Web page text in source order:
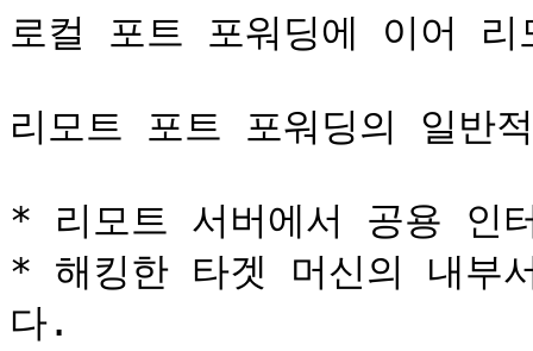
로컬 포트 포워딩에 이어
리모트 포트 ​​포워딩의 일반
* 리모트 서버에서 공용 인
* 해킹한 타겟 머신의 내부
다.